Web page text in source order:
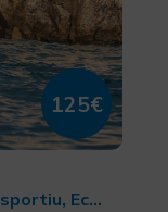
125€
Observació d'ocells, Turisme esportiu, Ecoturisme, Parcs Naturals, Turisme cultural, Turisme rural i natural, Turisme actiu-aventura, Activitats nàutiques